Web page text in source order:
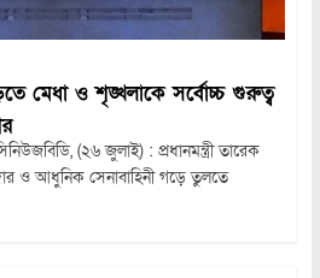
মেধা ও শৃঙ্খলাকে সর্বোচ্চ গুরুত্ব
(২৬ জুলাই) : প্রধানমন্ত্রী তারেক
ও আধুনিক সেনাবাহিনী গড়ে তুলতে